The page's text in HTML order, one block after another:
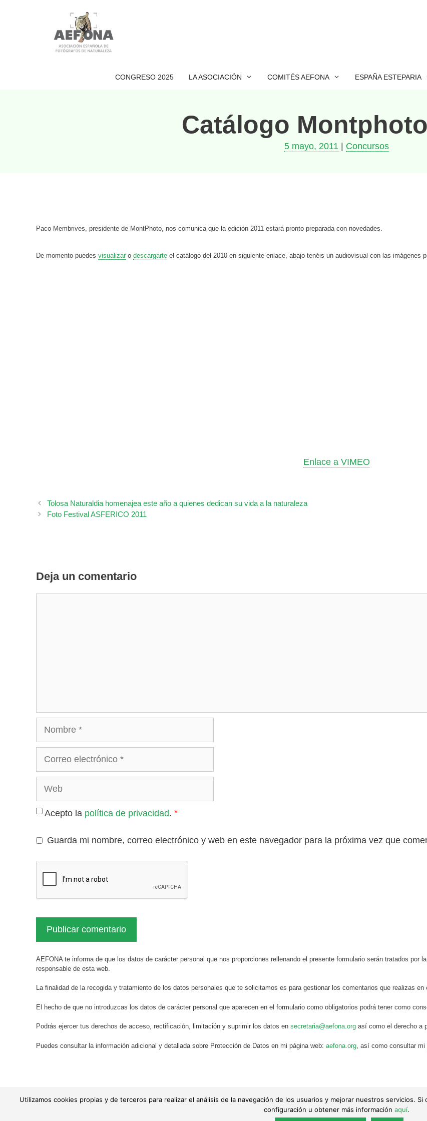
CONGRESO 2025 LA ASOCIACIÓN COMITÉS AEFONA ESPAÑA ESTEPARIA
Catálogo
5 mayo, 2011| Concursos
Paco Membrives, presidente de MontPhoto, nos comunica que la edición 2011 estará pronto preparada con novedades.
De momento puedes visualizar o descargarte el catálogo del 2010 en siguiente enlace, abajo tenéis un audiovisual con las imágenes
Enlace a VIMEO
Tolosa Naturaldia homenajea este año a quienes dedican su vida a la naturaleza
Foto Festival ASFERICO 2011
Deja un comentario
Acepto la política de privacidad. *
Guarda mi nombre, correo electrónico y web en este navegador para la próxima vez que
AEFONA te informa de que los datos de carácter personal que nos proporciones rellenando el presente formulario serán tratados por
responsable de esta web.
La finalidad de la recogida y tratamiento de los datos personales que te solicitamos es para gestionar los comentarios que realizas en
El hecho de que no introduzcas los datos de carácter personal que aparecen en el formulario como obligatorios podrá tener como
Podrás ejercer tus derechos de acceso, rectificación, limitación y suprimir los datos en secretaria@aefona.org así como el derecho a
Puedes consultar la información adicional y detallada sobre Protección de Datos en mi página web: aefona.org , así como consultar mi
© AEFONA 2011- 2026 | Todas las imágenes y textos son propiedad de sus autores. Queda totalmente prohibida su reproducción.
Política de cookies|
Utilizamos cookies propias y de terceros para realizar el análisis de la navegación de los usuarios y mejorar nuestros servicios.
configuración u obtener más información aquí.